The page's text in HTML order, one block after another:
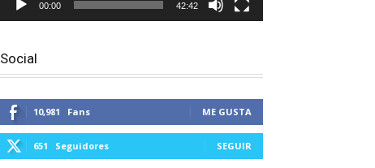
00:00 42:42
Social
10,981 Fans ME GUSTA
651 Seguidores SEGUIR